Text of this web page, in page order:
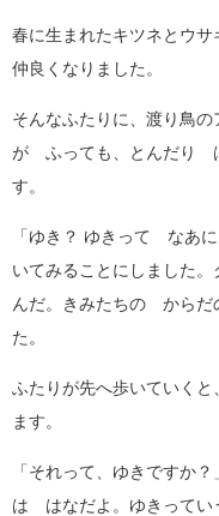
春に生まれたキツネとウサ
仲良くなりました。
そんなふたりに、渡り鳥
が ふっても、とんだり
す。
「ゆき？ ゆきって なあ
いてみることにしました
んだ。きみたちの からだ
た。
ふたりが先へ歩いていく
ます。
「それって、ゆきですか
は はなだよ。ゆきってい